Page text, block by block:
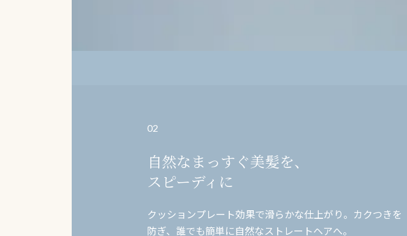
02
自然なまっすぐ美髪を、
スピーディに
クッションプレート効果で滑らかな仕上がり。カクつきを
防ぎ、誰でも簡単に自然なストレートヘアへ。